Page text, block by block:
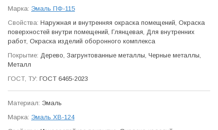
Эмаль ПФ-115
Наружная и внутренняя окраска помещений, Окраска
поверхностей внутри помещений, Глянцевая, Для внутренних
работ, Окраска изделий оборонного ком­плекса
Дерево, Загрунтованные металлы, Черные металлы,
Металл
ГОСТ 6465-2023
Эмаль
Эмаль ХВ-124